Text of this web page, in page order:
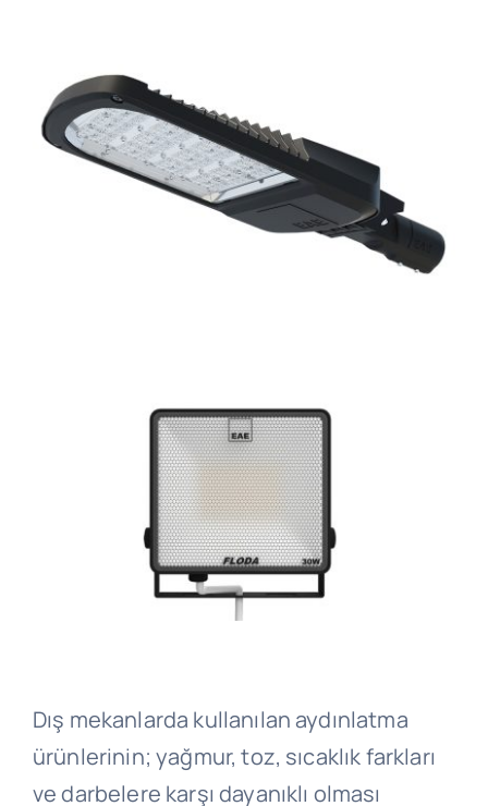
Dış mekanlarda kullanılan aydınlatma
ürünlerinin; yağmur, toz, sıcaklık farkları
ve darbelere karşı dayanıklı olması